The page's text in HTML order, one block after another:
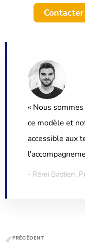
« Nous
ce modèle et
accessible aux
- Rémi Bastien,
PRÉCÉDENT